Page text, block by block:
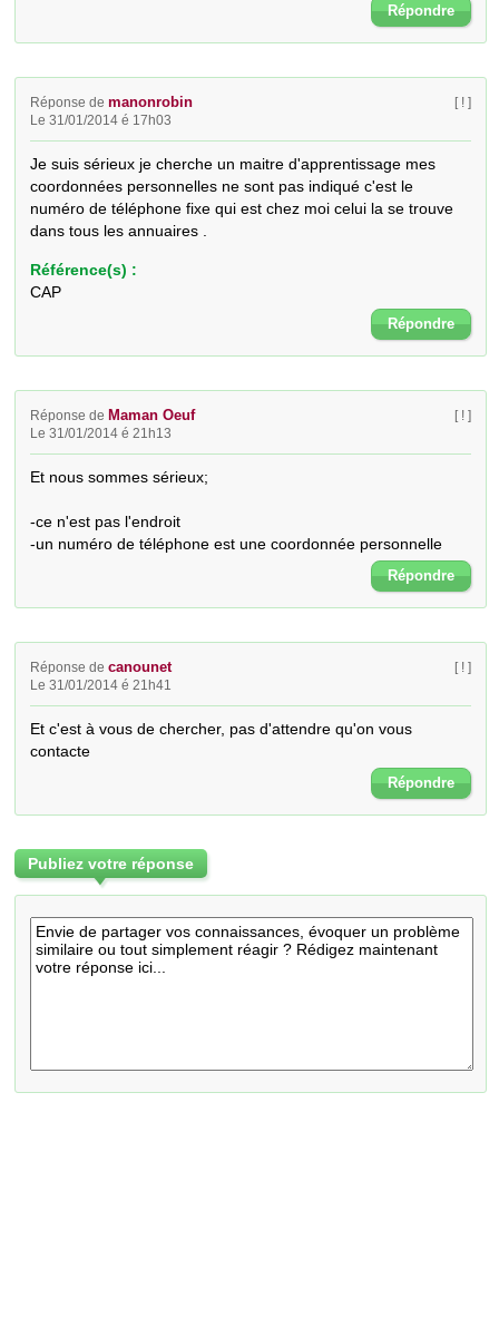
Répondre
Réponse demanonrobin
Le 31/01/2014 é 17h03
[ ! ]
Je suis sérieux je cherche un maitre d'apprentissage mes
coordonnées personnelles ne sont pas indiqué c'est le
numéro de téléphone fixe qui est chez moi celui la se trouve
dans tous les annuaires .
Référence(s) :
CAP
Répondre
Réponse de Maman Oeuf
Le 31/01/2014 é 21h13
[ ! ]
Et nous sommes sérieux;
-ce n'est pas l'endroit
-un numéro de téléphone est une coordonnée personnelle
Répondre
Réponse decanounet
Le 31/01/2014 é 21h41
[ ! ]
Et c'est à vous de chercher, pas d'attendre qu'on vous
contacte
Répondre
Publiez votre réponse